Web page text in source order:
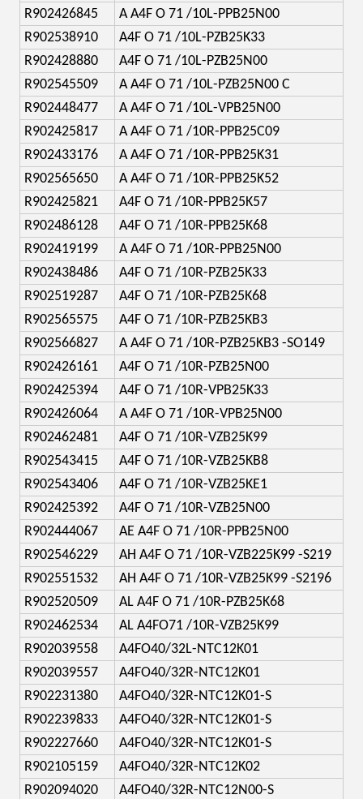
R902426845
A A4F O 71 /10L-PPB25N00
R902538910
A4F O 71 /10L-PZB25K33
R902428880
A4F O 71 /10L-PZB25N00
R902545509
A A4F O 71 /10L-PZB25N00 C
R902448477
A A4F O 71 /10L-VPB25N00
R902425817
A A4F O 71 /10R-PPB25C09
R902433176
A A4F O 71 /10R-PPB25K31
R902565650
A A4F O 71 /10R-PPB25K52
R902425821
A4F O 71 /10R-PPB25K57
R902486128
A4F O 71 /10R-PPB25K68
R902419199
A A4F O 71 /10R-PPB25N00
R902438486
A4F O 71 /10R-PZB25K33
R902519287
A4F O 71 /10R-PZB25K68
R902565575
A4F O 71 /10R-PZB25KB3
R902566827
A A4F O 71 /10R-PZB25KB3 -SO149
R902426161
A4F O 71 /10R-PZB25N00
R902425394
A4F O 71 /10R-VPB25K33
R902426064
A A4F O 71 /10R-VPB25N00
R902462481
A4F O 71 /10R-VZB25K99
R902543415
A4F O 71 /10R-VZB25KB8
R902543406
A4F O 71 /10R-VZB25KE1
R902425392
A4F O 71 /10R-VZB25N00
R902444067
AE A4F O 71 /10R-PPB25N00
R902546229
AH A4F O 71 /10R-VZB225K99 -S219
R902551532
AH A4F O 71 /10R-VZB25K99 -S2196
R902520509
AL A4F O 71 /10R-PZB25K68
R902462534
AL A4FO71 /10R-VZB25K99
R902039558
A4FO40/32L-NTC12K01
R902039557
A4FO40/32R-NTC12K01
R902231380
A4FO40/32R-NTC12K01-S
R902239833
A4FO40/32R-NTC12K01-S
R902227660
A4FO40/32R-NTC12K01-S
R902105159
A4FO40/32R-NTC12K02
R902094020
A4FO40/32R-NTC12N00-S